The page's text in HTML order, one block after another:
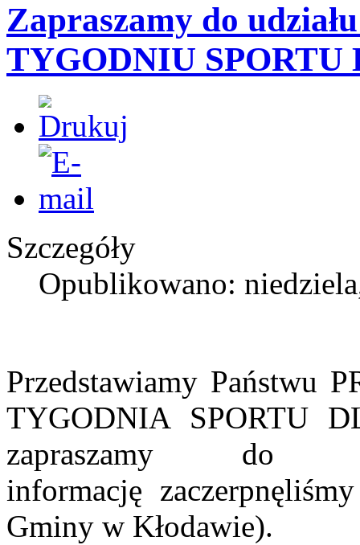
Zapraszamy do
TYGODNIU
Szczegóły
Opublikowano:
Przedstawiamy Państwu
TYGODNIA SPORTU
zapraszamy do
informację
Gminy w Kłodawie).